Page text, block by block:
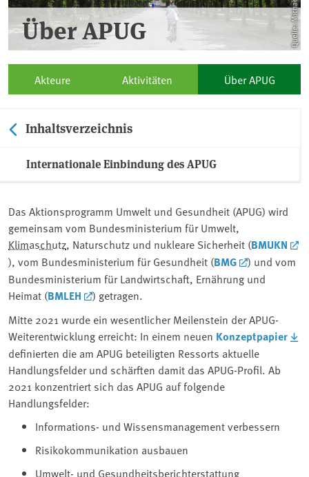
Über APUG
Akteure Aktivitäten Über APUG
Inhaltsverzeichnis
Internationale Einbindung des APUG
Das Aktionsprogramm Umwelt und Gesundheit (APUG) wird
gemeinsam vom Bundesministerium für Umwelt,
Klimaschutz, Naturschutz und nukleare Sicherheit (BMUKN
), vom Bundesministerium für Gesundheit (BMG
) und vom
Bundesministerium für Landwirtschaft, Ernährung und
Heimat (BMLEH
) getragen.
Mitte 2021 wurde ein wesentlicher Meilenstein der APUG-
Weiterentwicklung erreicht: In einem neuen Konzeptpapier
definierten die am APUG beteiligten Ressorts aktuelle
Handlungsfelder und schärften damit das APUG-Profil. Ab
2021 konzentriert sich das APUG auf folgende
Handlungsfelder:
Informations- und Wissensmanagement verbessern
Risikokommunikation ausbauen
Umwelt- und Gesundheitsberichterstattung